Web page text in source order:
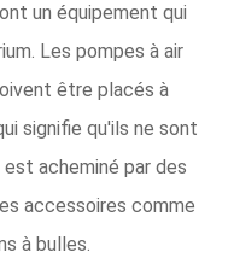
un équipement qui
Les pompes à air
être placés à
signifie qu'ils ne sont
acheminé par des
accessoires comme
à bulles.